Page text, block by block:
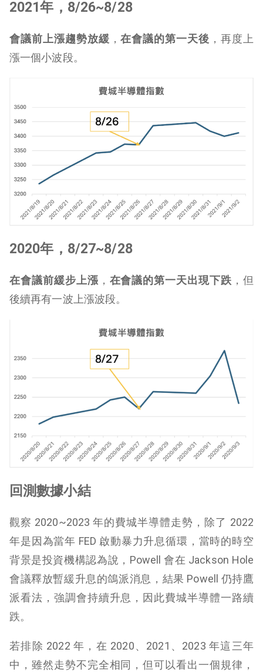
2021年，8/26~8/28
會議前上漲趨勢放緩 ，在會議的第一天後 ，再度上
漲一個小波段。
2020年，8/27~8/28
在會議前緩步上漲 ， 在會議的第一天出現下跌 ，但
後續再有一波上漲波段。
回測數據小結
觀察 2020~2023 年的費城半導體走勢，除了 2022
年是因為當年 FED 啟動暴力升息循環，當時的時空
背景是投資機構認為說，Powell 會在 Jackson Hole
會議釋放暫緩升息的鴿派消息，結果 Powell 仍持鷹
派看法，強調會持續升息，因此費城半導體一路續
跌。
若排除 2022 年，在 2020、2021、2023 年這三年
中，雖然走勢不完全相同，但可以看出一個規律，